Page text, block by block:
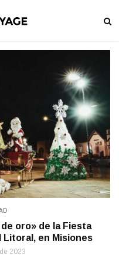
oro» de la Fiesta
Litoral, en Misiones
2023